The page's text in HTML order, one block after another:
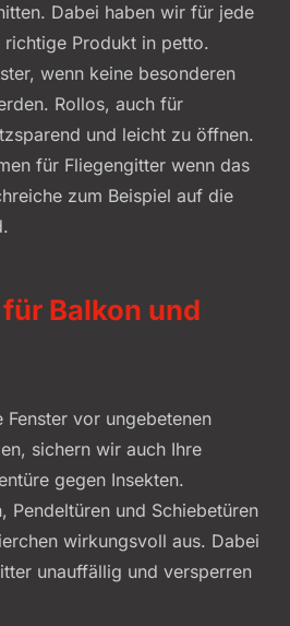
Dabei haben wir für jede
Produkt in petto.
wenn keine besonderen
Rollos, auch für
und leicht zu öffnen.
für Fliegengitter wenn das
zum Beispiel auf die
Balkon und
Fenster vor ungebetenen
sichern wir auch Ihre
gegen Insekten.
Pendeltüren und Schiebetüren
wirkungsvoll aus. Dabei
unauffällig und versperren